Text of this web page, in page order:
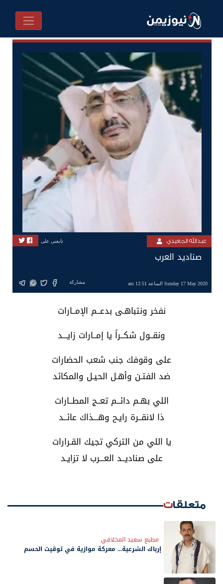
عبدالله الجعيدي تابعنى على
صناديد العرب
Sunday 17 May 2020 الساعة 12:51 am مشاركة
نفخر ونتباهـى بدعــم الإمــارات
‏ونقــول شكــراً يا إمــارات زايـــد
‏على وقوفك جنب شعب الحضارات
‏ضد الفتـن وأهـل الحيـل والمكائد
‏اللي بهـم دائــم تعــج المطــارات
‏ذا لانقــرة رايـح وهـــذاك عائــد
‏يا اللي من التركي تجيك القـرارات
‏على صناديــد العـــرب لا تزايـد
متعلقات
مطيع سعيد المخلافي
إرباك الشرعية... معركة موازية في توقيت الحسم